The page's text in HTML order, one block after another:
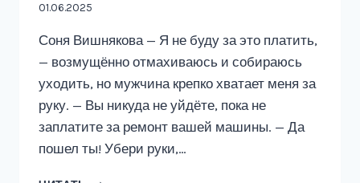
01.06.2025
Соня Вишнякова — Я не буду за это платить,
— возмущённо отмахиваюсь и собираюсь
уходить, но мужчина крепко хватает меня за
руку. — Вы никуда не уйдёте, пока не
заплатите за ремонт вашей машины. — Да
пошел ты! Убери руки,…